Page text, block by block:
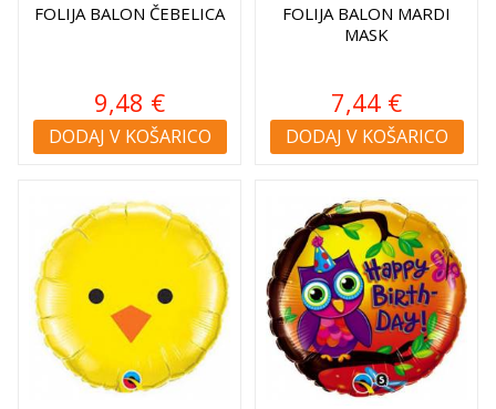
FOLIJA BALON ČEBELICA
9,48 €
DODAJ V KOŠARICO
FOLIJA BALON MARDI
MASK
7,44 €
DODAJ V KOŠARICO